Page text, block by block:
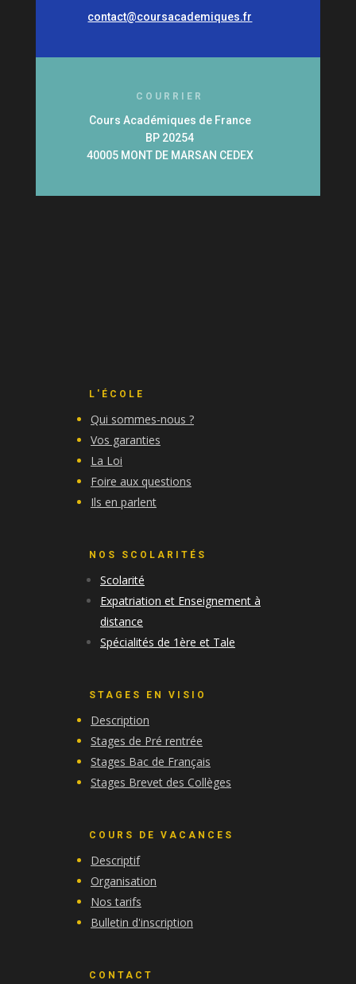
contact@coursacademiques.fr
COURRIER
Cours Académiques de France
BP 20254
40005 MONT DE MARSAN CEDEX
L'ÉCOLE
Qui sommes-nous ?
Vos garanties
La Loi
Foire aux questions
Ils en parlent
NOS SCOLARITÉS
Scolarité
Expatriation et Enseignement à
distance
Spécialités de 1ère et Tale
STAGES EN VISIO
Description
Stages de Pré rentrée
Stages Bac de Français
Stages Brevet des Collèges
COURS DE VACANCES
Descriptif
Organisation
Nos tarifs
Bulletin d'inscription
CONTACT